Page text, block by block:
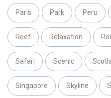
Paris Park Peru
Reef Relaxation
Safari Scenic
Singapore Skyline